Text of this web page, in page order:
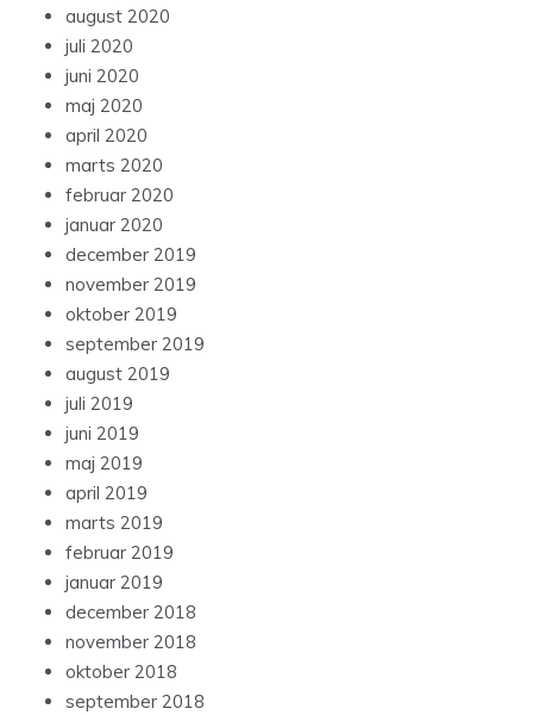
august 2020
juli 2020
juni 2020
maj 2020
april 2020
marts 2020
februar 2020
januar 2020
december 2019
november 2019
oktober 2019
september 2019
august 2019
juli 2019
juni 2019
maj 2019
april 2019
marts 2019
februar 2019
januar 2019
december 2018
november 2018
oktober 2018
september 2018